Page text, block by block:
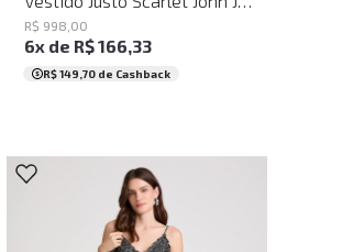
R$ 998 00
6x de R$166,33
R$ 149,70 de Cashback